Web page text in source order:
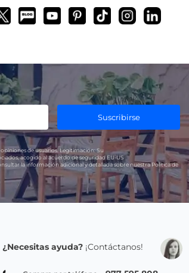
Suscribirse
de usuarios. Legitimación:Su
acogido al acuerdo de seguridad EU-US
la información adicional y detallada sobre nuestra Política de
¿Necesitas ayuda? ¡Contáctanos!